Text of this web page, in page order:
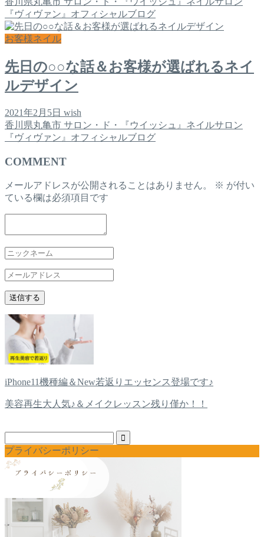
『ヴィヴァン』オフィシャルブログ
お客様ネイル
先日の○○な話＆お客様が選ばれるネイ
ルデザイン
2021年2月5日 wish
香川県丸亀市 サロン・ド・『ウイッシュ』ネイルサロン
『ヴィヴァン』オフィシャルブログ
COMMENT
メールアドレスが公開されることはありません。 ※ が付い
ている欄は必須項目です
iPhone11機種編＆New若返りエッセンス登場です♪
美容再生大人気♪＆メイクレッスン残り僅か！！
プライバシーポリシー